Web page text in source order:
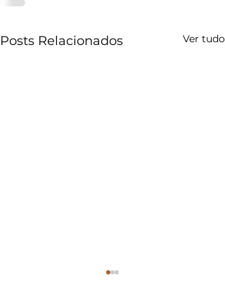
Posts Relacionados Ver tudo